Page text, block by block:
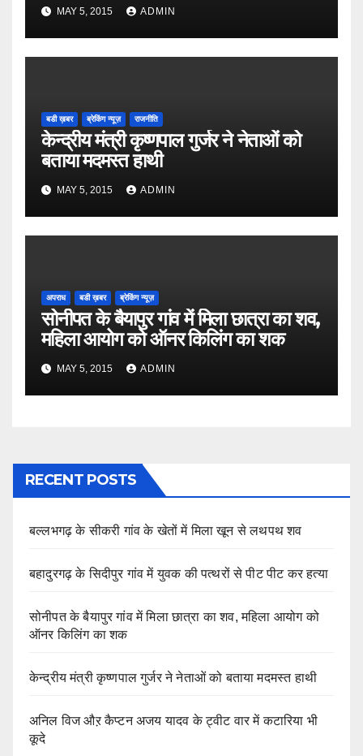
MAY 5, 2015 ADMIN
बडी ख़बर ब्रेकिंग न्यूज़ राजनीति
केन्द्रीय मंत्री कृष्णपाल गुर्जर ने नेताओं को
बताया मदमस्त हाथी
MAY 5, 2015 ADMIN
अपराध बडी ख़बर ब्रेकिंग न्यूज़
सोनीपत के बैयापुर गांव में मिला छात्रा का शव,
महिला आयोग को ऑनर किलिंग का शक
MAY 5, 2015 ADMIN
RECENT POSTS
बल्लभगढ़ के सीकरी गांव के खेतों में मिला खून से लथपथ शव
बहादुरगढ़ के सिदीपुर गांव में युवक की पत्थरों से पीट पीट कर हत्या
सोनीपत के बैयापुर गांव में मिला छात्रा का शव, महिला आयोग को
ऑनर किलिंग का शक
केन्द्रीय मंत्री कृष्णपाल गुर्जर ने नेताओं को बताया मदमस्त हाथी
अनिल विज औऱ कैप्टन अजय यादव के ट्वीट वार में कटारिया भी
कूदे